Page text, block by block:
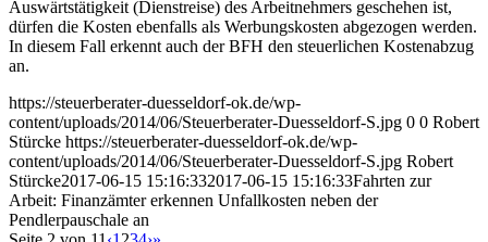
Auswärtstätigkeit (Dienstreise) des Arbeitnehmers geschehen ist,
dürfen die Kosten ebenfalls als Werbungskosten abgezogen werden.
In diesem Fall erkennt auch der BFH den steuerlichen Kostenabzug
an.
https://steuerberater-duesseldorf-ok.de/wp-
content/uploads/2014/06/Steuerberater-Duesseldorf-S.jpg 0 0 Robert
Stürcke https://steuerberater-duesseldorf-ok.de/wp-
content/uploads/2014/06/Steuerberater-Duesseldorf-S.jpg Robert
Stürcke2017-06-15 15:16:332017-06-15 15:16:33Fahrten zur
Arbeit: Finanzämter erkennen Unfallkosten neben der
Pendlerpauschale an